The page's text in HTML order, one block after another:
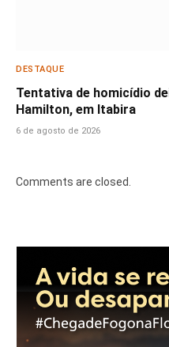
DESTAQUE
Tentativa de homicídio
Hamilton, em Itabira
6 de agosto de 2026
Comments are closed.